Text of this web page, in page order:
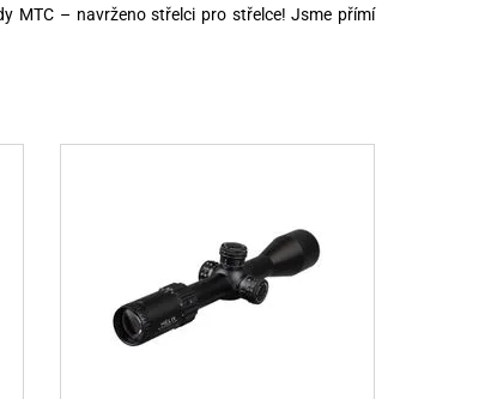
MTC – navrženo střelci pro střelce! Jsme přímí